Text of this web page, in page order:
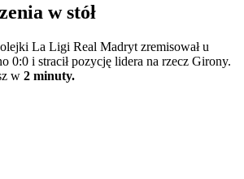
w stół
La Ligi Real Madryt zremisował u
0:0 i stracił pozycję lidera na rzecz Girony.
w 2 minuty.